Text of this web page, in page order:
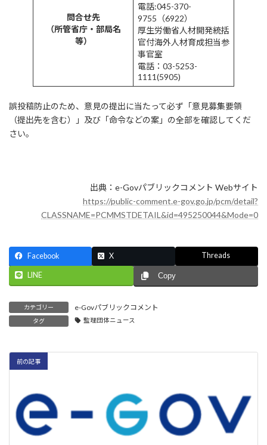
問合せ先
（所管省庁・部局名
等）
電話:045-370-
9755（6922）
厚生労働省人材開発統括
官付海外人材育成担当参
事官室
電話：03-5253-
1111(5905)
誤投稿防止のため、意見の提出に当たって必ず「意見募集要領
（提出先を含む）」及び「命令などの案」の全部を確認してくだ
さい。
出典：e-Govパブリックコメント Webサイト
https://public-comment.e-gov.go.jp/pcm/detail?
CLASSNAME=PCMMSTDETAIL&id=495250044&Mode=0
Facebook X Threads
LINE Copy
カテゴリー e-Govパブリックコメント
タグ 監理団体ニュース
前の記事